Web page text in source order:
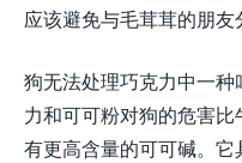
应该避免与毛茸茸的朋友
狗无法处理巧克力中一
力和可可粉对狗的危害
有更高含量的可可碱。